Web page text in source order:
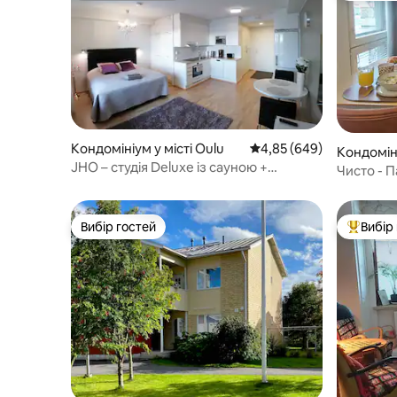
Кондомініум у місті Oulu Середня оцінка: 4,85 з
4,85 (649)
JHO – студія Deluxe із сауною +
Чисто -
Вибір гостей
Вибір гостей Топ